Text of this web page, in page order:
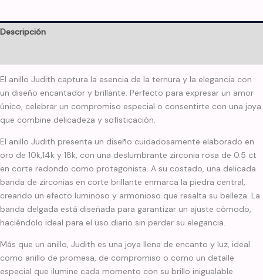
Descripción
El anillo Judith captura la esencia de la ternura y la elegancia con
un diseño encantador y brillante. Perfecto para expresar un amor
único, celebrar un compromiso especial o consentirte con una joya
que combine delicadeza y sofisticación.
El anillo Judith presenta un diseño cuidadosamente elaborado en
oro de 10k,14k y 18k, con una deslumbrante zirconia rosa de 0.5 ct
en corte redondo como protagonista. A su costado, una delicada
banda de zirconias en corte brillante enmarca la piedra central,
creando un efecto luminoso y armonioso que resalta su belleza. La
banda delgada está diseñada para garantizar un ajuste cómodo,
haciéndolo ideal para el uso diario sin perder su elegancia.
Más que un anillo, Judith es una joya llena de encanto y luz, ideal
como anillo de promesa, de compromiso o como un detalle
especial que ilumine cada momento con su brillo inigualable.